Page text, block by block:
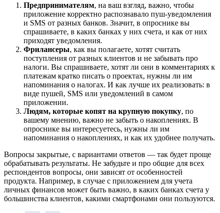
Предпринимателям, на ваш взгляд, важно, чтобы
приложение корректно распознавало пуш-уведомления
и SMS от разных банков. Значит, в опроснике вы
спрашиваете, в каких банках у них счета, и как от них
приходят уведомления.
Фрилансеры, как вы полагаете, хотят считать
поступления от разных клиентов и не забывать про
налоги. Вы спрашиваете, хотят ли они в комментариях к
платежам кратко писать о проектах, нужны ли им
напоминания о налогах. И как лучше их реализовать: в
виде пушей, SMS или уведомлений в самом
приложении.
Людям, которые копят на крупную покупку, по
вашему мнению, важно не забыть о накоплениях. В
опроснике вы интересуетесь, нужны ли им
напоминания о накоплениях, и как их удобнее получать.
Вопросы закрытые, с вариантами ответов — так будет проще
обрабатывать результаты. Не забудьте и про общие для всех
респондентов вопросы, они зависят от особенностей
продукта. Например, в случае с приложением для учета
личных финансов может быть важно, в каких банках счета у
большинства клиентов, какими смартфонами они пользуются.